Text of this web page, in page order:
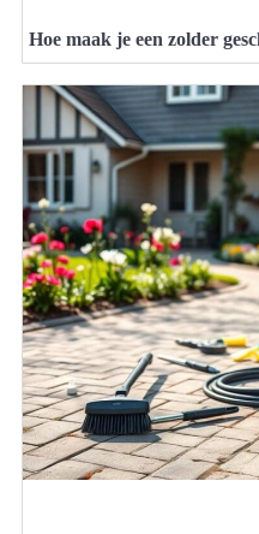
Hoe maak je een zolder